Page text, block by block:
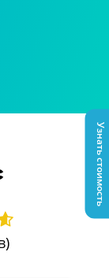
Узнать стоимость